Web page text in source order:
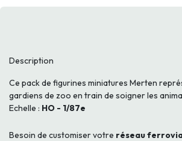
Description
Ce pack de figurines miniatures Merten
gardiens de zoo en train de soigner les
Echelle : HO - 1/87e
Besoin de customiser votre réseau